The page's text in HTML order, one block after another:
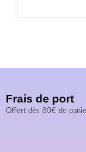
Frais de port
Offert dès 80€ de